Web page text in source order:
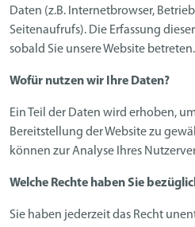
Daten (z.B. Internetbrowser,
Seitenaufrufs). Die Erfassung
sobald Sie unsere Website betreten.
Wofür nutzen wir Ihre Daten?
Ein Teil der Daten wird erhoben,
Bereitstellung der Website zu
können zur Analyse Ihres
Welche Rechte haben Sie
Sie haben jederzeit das Recht